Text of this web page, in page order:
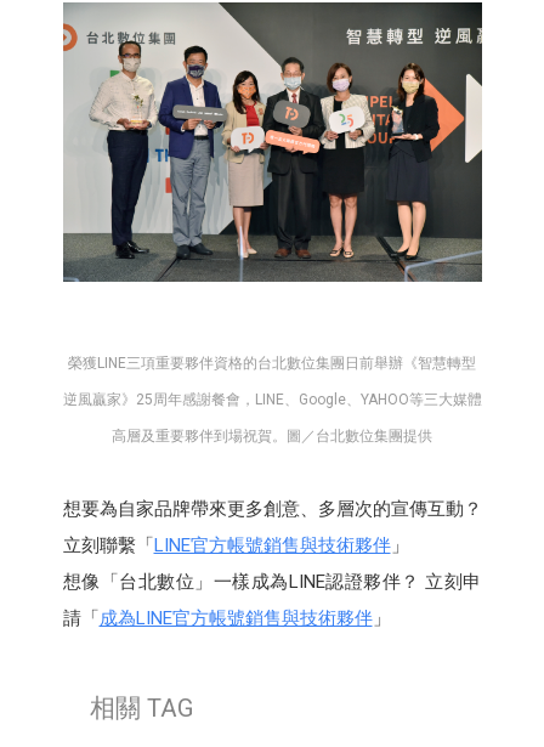
榮獲LINE三項重要夥伴資格的台北數位集團日前舉辦《智慧轉型
逆風贏家》25周年感謝餐會，LINE、Google、YAHOO等三大媒體
高層及重要夥伴到場祝賀。圖／台北數位集團提供
想要為自家品牌帶來更多創意、多層次的宣傳互動？
立刻聯繫「LINE官方帳號銷售與技術夥伴」
想像「台北數位」一樣成為LINE認證夥伴？ 立刻申
請「成為LINE官方帳號銷售與技術夥伴」
相關 TAG